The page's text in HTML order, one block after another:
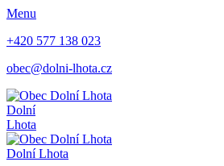
Menu
+420 577 138 023
obec@dolni-lhota.cz
Dolní
Lhota
Dolní Lhota